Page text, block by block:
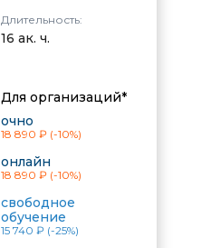
Длительность:
16 ак. ч.
Для организаций*
очно
18 890 ₽ (-10%)
онлайн
18 890 ₽ (-10%)
свободное
обучение
15 740 ₽ (-25%)